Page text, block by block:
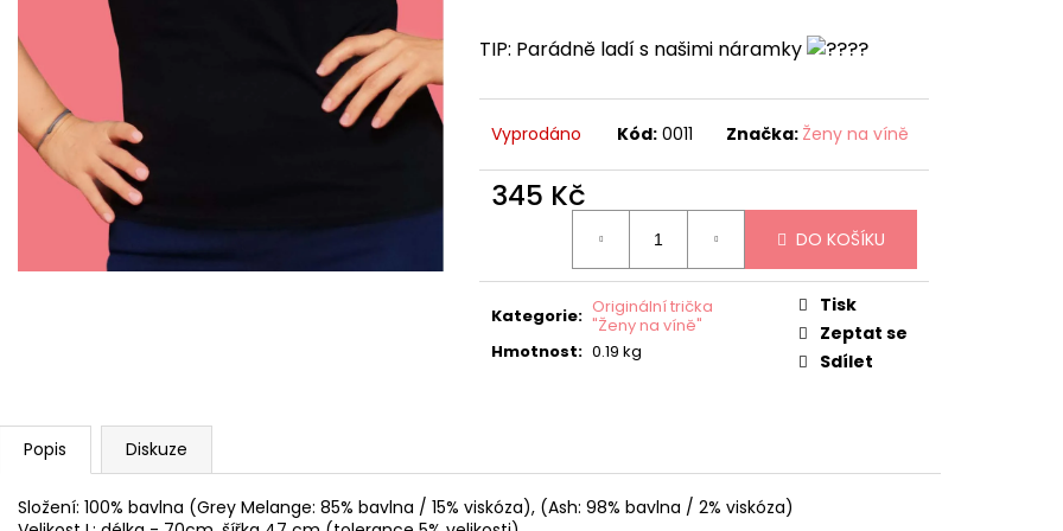
TIP: Parádně ladí s našimi náramky
Vyprodáno Kód: 0011 Značka: Ženy na víně
345 Kč
DO KOŠÍKU
Kategorie: Originální trička
"Ženy na víně"
Hmotnost: 0.19 kg
Tisk
Zeptat se
Sdílet
Popis Diskuze
Složení: 100% bavlna (Grey Melange: 85% bavlna / 15% viskóza), (Ash: 98% bavlna / 2% viskóza)
TRIČKO ŽENY NA VÍNĚ - KÁVA, VÍNO, PES
399 Kč
TRIČKO ŽENY NA VÍNĚ - KÁVA, VÍNO, PES
- VELIKOST L
399 Kč